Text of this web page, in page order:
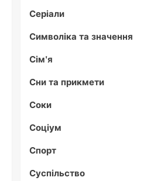
Серіали
Символіка та значення
Сім'я
Сни та прикмети
Соки
Соціум
Спорт
Суспільство